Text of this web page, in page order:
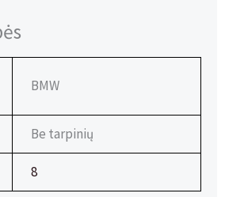
BMW
Be tarpinių
8